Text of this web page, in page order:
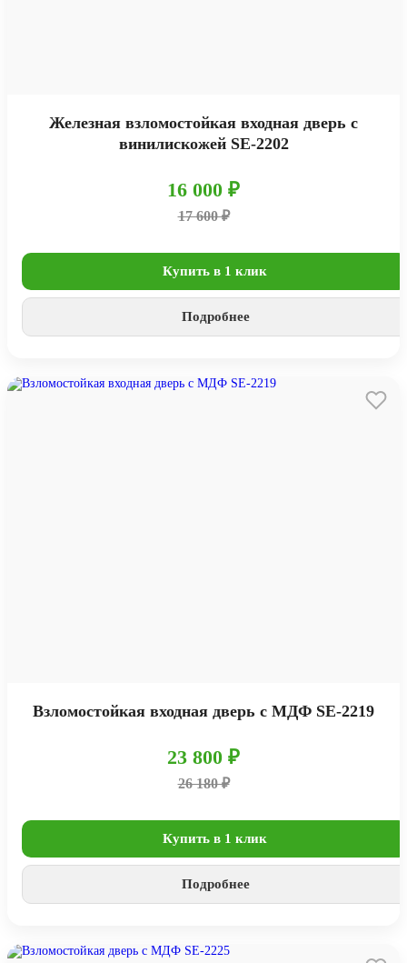
Железная взломостойкая входная дверь с
винилискожей SE-2202
16 000 ₽
17 600 ₽
Купить в 1 клик
Подробнее
Взломостойкая входная дверь с МДФ SE-2219
23 800 ₽
26 180 ₽
Купить в 1 клик
Подробнее